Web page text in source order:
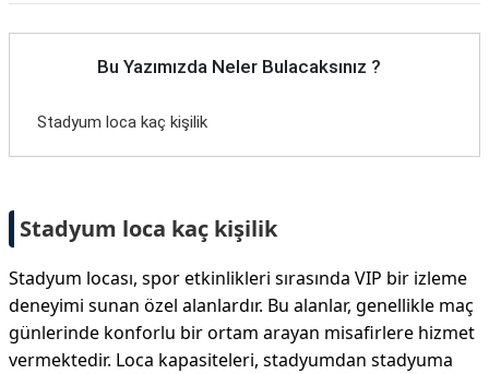
Bu Yazımızda Neler Bulacaksınız ?
Stadyum loca kaç kişilik
Stadyum loca kaç kişilik
Stadyum locası, spor etkinlikleri sırasında VIP bir izleme
deneyimi sunan özel alanlardır. Bu alanlar, genellikle maç
günlerinde konforlu bir ortam arayan misafirlere hizmet
vermektedir. Loca kapasiteleri, stadyumdan stadyuma